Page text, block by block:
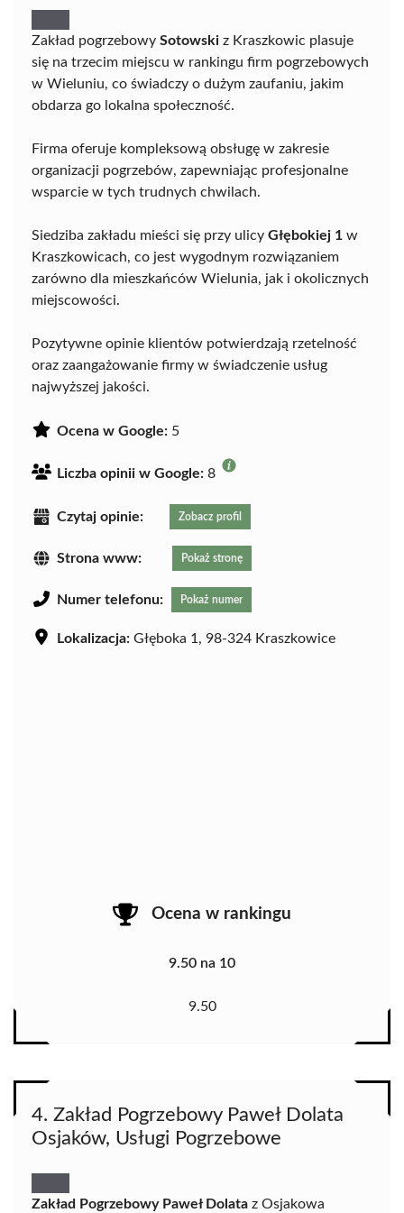
Zakład pogrzebowy Sotowski z Kraszkowic plasuje
się na trzecim miejscu w rankingu firm pogrzebowych
w Wieluniu, co świadczy o dużym zaufaniu, jakim
obdarza go lokalna społeczność.
Firma oferuje kompleksową obsługę w zakresie
organizacji pogrzebów, zapewniając profesjonalne
wsparcie w tych trudnych chwilach.
Siedziba zakładu mieści się przy ulicy Głębokiej 1 w
Kraszkowicach, co jest wygodnym rozwiązaniem
zarówno dla mieszkańców Wielunia, jak i okolicznych
miejscowości.
Pozytywne opinie klientów potwierdzają rzetelność
oraz zaangażowanie firmy w świadczenie usług
najwyższej jakości.
Ocena w Google: 5
Liczba opinii w Google: 8
Czytaj opinie: Zobacz profil
Strona www: Pokaż stronę
Numer telefonu: Pokaż numer
Lokalizacja: Głęboka 1, 98-324 Kraszkowice
Ocena w rankingu
9.50 na 10
9.50
4. Zakład Pogrzebowy Paweł Dolata
Osjaków, Usługi Pogrzebowe
Zakład Pogrzebowy Paweł Dolata z Osjakowa